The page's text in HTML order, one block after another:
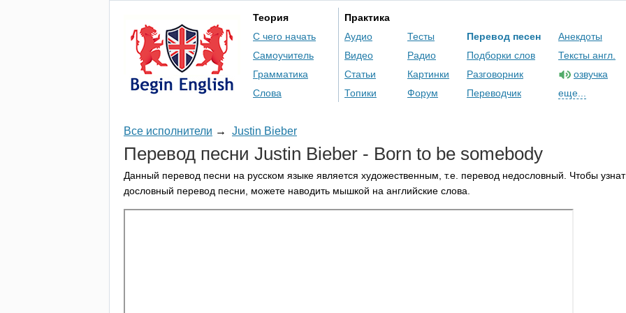
Теория
С чего начать
Самоучитель
Грамматика
Слова
Практика
Аудио
Видео
Статьи
Топики
Тесты
Радио
Картинки
Форум
Перевод песен
Подборки слов
Разговорник
Переводчик
Анекдоты
Тексты англ.
озвучка
еще...
Все исполнители → Justin Bieber
Перевод песни Justin Bieber - Born to be somebody
Данный перевод песни на русском языке является художественным, т.е. перевод недословный. Чтобы
дословный перевод песни, можете наводить мышкой на английские слова.